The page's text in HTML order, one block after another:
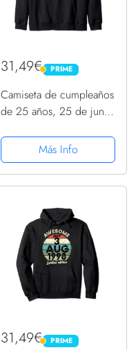
31,49€ PRIME
PRIME
Camiseta de cumpleaños
de 25 años, 25 de junio
cumpleaños Sudadera
con Capucha
Más Info
31,49€ PRIME
PRIME